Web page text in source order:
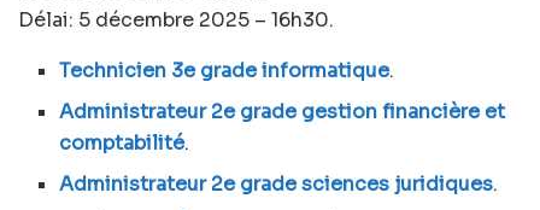
Délai: 5 décembre 2025 – 16h30.
Technicien 3e grade informatique.
Administrateur 2e grade gestion financière et
comptabilité.
Administrateur 2e grade sciences juridiques.